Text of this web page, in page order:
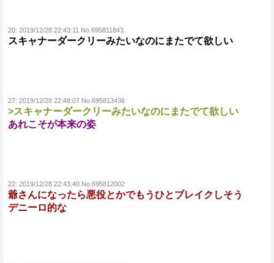
20: 2019/12/28 22:43:11 No.695811843
スキャナーダークリーみたいなのにまたでて欲しい
27: 2019/12/28 22:48:07 No.695813436
>スキャナーダークリーみたいなのにまたでて­欲しい
あれこそが本来の姿
22: 2019/12/28 22:43:40 No.695812002
爺さんになったら悪役とかでもうひとブレイクしそう
デニーロ的な